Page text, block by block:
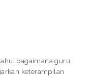
bagaimana guru
keterampilan